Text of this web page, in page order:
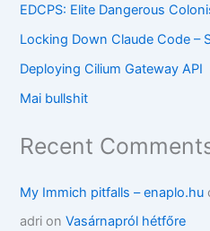
EDCPS: Elite Dangerous
Locking Down Claude Code –
Deploying Cilium Gateway API
Mai bullshit
Recent
My Immich pitfalls – enaplo.hu
adri onVasárnapról hétfőre